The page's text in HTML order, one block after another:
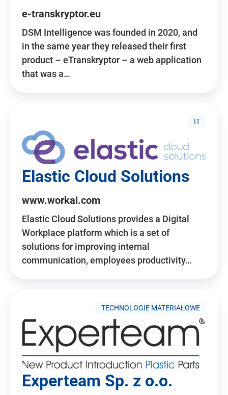
e-transkryptor.eu
DSM Intelligence was founded in 2020, and
in the same year they released their first
product – eTranskryptor – a web application
that was a…
IT
Elastic Cloud Solutions
www.workai.com
Elastic Cloud Solutions provides a Digital
Workplace platform which is a set of
solutions for improving internal
communication, employees productivity…
TECHNOLOGIE MATERIAŁOWE
Experteam Sp. z o.o.